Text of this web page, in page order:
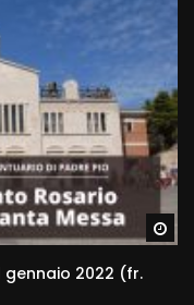
gennaio 2022 (fr.